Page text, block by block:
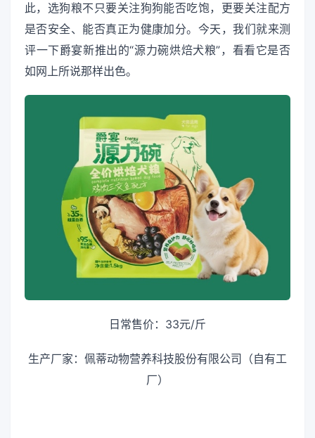
此，选狗粮不只要关注狗狗能否吃饱，更要关注配方
是否安全、能否真正为健康加分。今天，我们就来测
评一下爵宴新推出的“源力碗烘焙犬粮”，看看它是否
如网上所说那样出色。
日常售价：33元/斤
生产厂家：佩蒂动物营养科技股份有限公司（自有工
厂）